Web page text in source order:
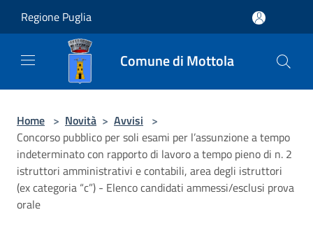
Regione Puglia
Comune di Mottola
Home > Novità > Avvisi >
Concorso pubblico per soli esami per l’assunzione a tempo
indeterminato con rapporto di lavoro a tempo pieno di n. 2
istruttori amministrativi e contabili, area degli istruttori
(ex categoria “c”) - Elenco candidati ammessi/esclusi prova
orale